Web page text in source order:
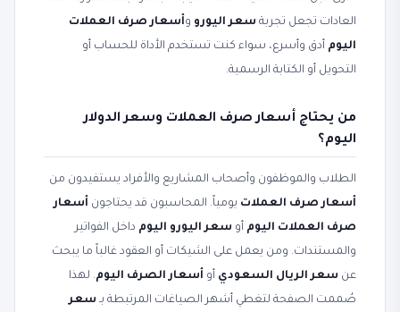
العادات تجعل تجربة سعر اليورو وأسعار صرف العملات
اليوم أدق وأسرع، سواء كنت تستخدم الأداة للحساب أو
التحويل أو الكتابة الرسمية.
من يحتاج أسعار صرف العملات وسعر الدولار
اليوم؟
الطلاب والموظفون وأصحاب المشاريع والأفراد يستفيدون من
أسعار صرف العملات يومياً. المحاسبون قد يحتاجون أسعار
صرف العملات اليوم أو سعر اليورو اليوم داخل الفواتير
والمستندات. ومن يعمل على الشيكات أو العقود غالباً ما يبحث
عن سعر الريال السعودي أو أسعار الصرف اليوم. لهذا
صُممت الصفحة لتغطي أشهر الصياغات المرتبطة بـ سعر